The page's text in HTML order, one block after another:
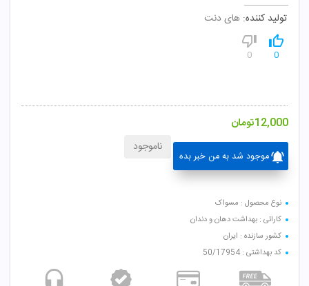
تولید کننده: های دنت
0
0
12,000تومان
موجود شد به من خبر بده
ناموجود
نوع محصول : مسواک
کارائی : بهداشت دهان و دندان
کشور سازنده : ایران
کد بهداشتی : 50/17954